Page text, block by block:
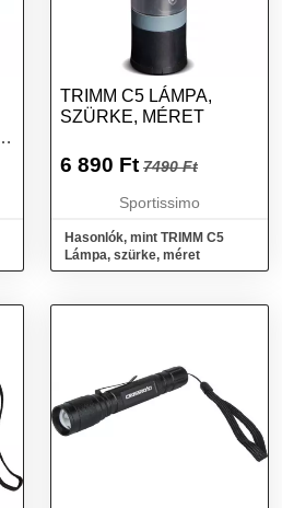
TRIMM C5 LÁMPA,
SZÜRKE, MÉRET
6 890 Ft 7490 Ft
Sportissimo
Hasonlók, mint TRIMM C5
Lámpa, szürke, méret